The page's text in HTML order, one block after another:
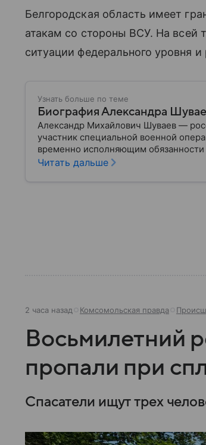
Белгородская область имеет
атакам со стороны ВСУ. На всей
ситуации федерального уровня
Узнать больше по теме
Биография Александра
Александр Михайлович Шуваев —
участник специальной военной
временно исполняющим обязанности
военного и политика — в материале.
Читать дальше
2 часа назад Комсомольская правда
Восьмилетний
пропали при
Спасатели ищут трех